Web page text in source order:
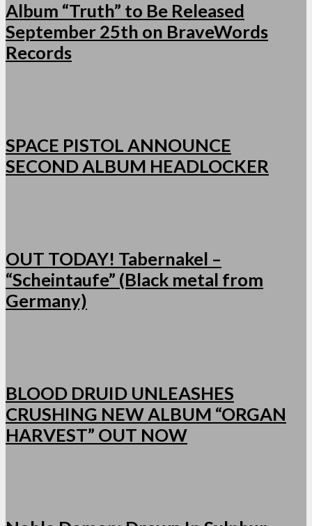
Album “Truth” to Be Released
September 25th on BraveWords
Records
SPACE PISTOL ANNOUNCE
SECOND ALBUM HEADLOCKER
OUT TODAY! Tabernakel –
“Scheintaufe” (Black metal from
Germany)
BLOOD DRUID UNLEASHES
CRUSHING NEW ALBUM “ORGAN
HARVEST” OUT NOW